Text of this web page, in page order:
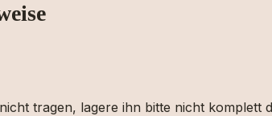
tragen, lagere ihn bitte nicht